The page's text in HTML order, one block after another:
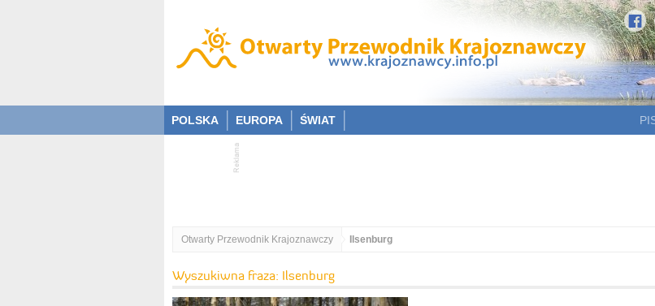
POLSKA EUROPA ŚWIAT
Otwarty Przewodnik Krajoznawczy Ilsenburg
Wyszukiwna fraza: Ilsenburg